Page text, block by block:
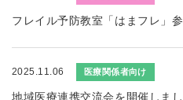
フレイル予防教室「はまフレ」
2025.11.06 医療関係者向け
地域医療連携交流会を開催しま